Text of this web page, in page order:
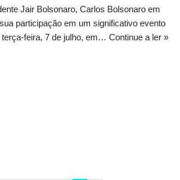
Jair Bolsonaro, Carlos Bolsonaro em
participação em um significativo evento
feira, 7 de julho, em… Continue a ler »